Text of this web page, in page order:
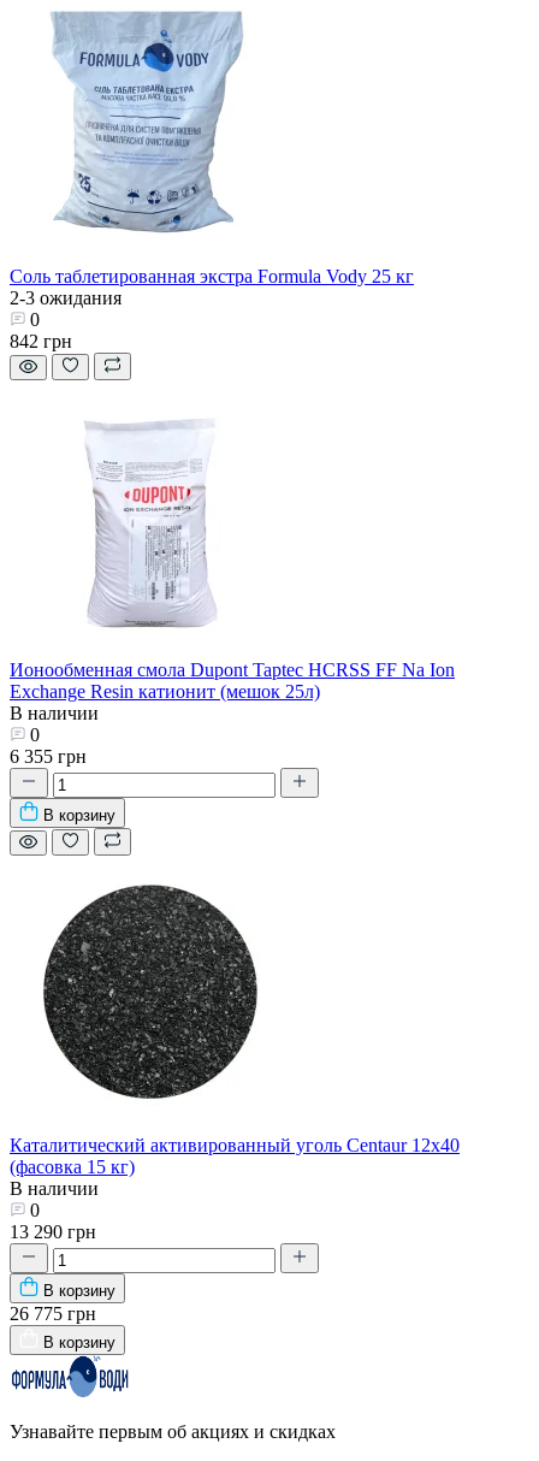
Соль таблетированная экстра Formula Vody 25 кг
2-3 ожидания
0
842 грн
Ионообменная смола Dupont Taptec HCRSS FF Na Ion
Exchange Resin катионит (мешок 25л)
В наличии
0
6 355 грн
В корзину
Каталитический активированный уголь Centaur 12x40
(фасовка 15 кг)
В наличии
0
13 290 грн
В корзину
26 775 грн
В корзину
Узнавайте первым об акциях и скидках